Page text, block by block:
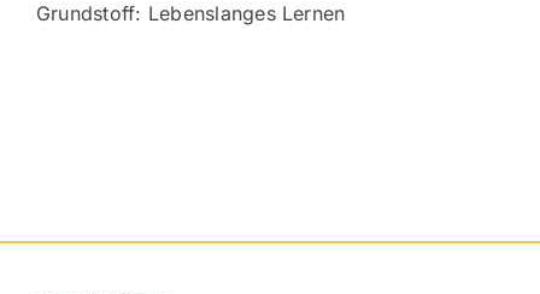
Grundstoff: Lebenslanges Lernen